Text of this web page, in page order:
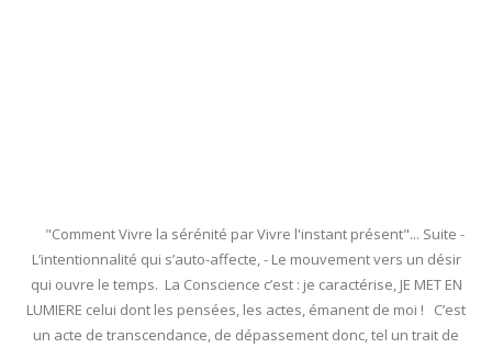
"Comment Vivre la sérénité par Vivre l'instant présent"... Suite -
L’intentionnalité qui s’auto-affecte, - Le mouvement vers un désir
qui ouvre le temps. La Conscience c’est : je caractérise, JE MET EN
LUMIERE celui dont les pensées, les actes, émanent de moi ! C’est
un acte de transcendance, de dépassement donc, tel un trait de